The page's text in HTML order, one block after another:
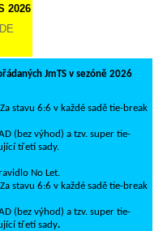
2026
JmTS v sezóně 2026
stavu 6:6 v každé sadě tie-break
(bez výhod) a tzv. super tie-
třetí sady.
No Let.
stavu 6:6 v každé sadě tie-break
(bez výhod) a tzv. super tie-
třetí sady.